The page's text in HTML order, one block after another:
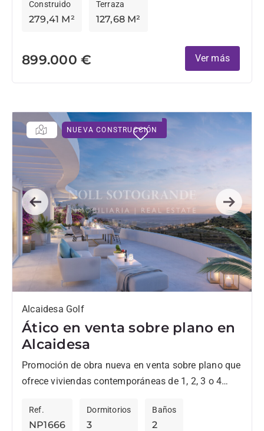
279,41 M²
Construido
127,68 M²
Terraza
899.000 € Ver más
NUEVA CONSTRUCCIÓN
Previous Next
Alcaidesa Golf
Ático en venta sobre plano en
Alcaidesa
Promoción de obra nueva en venta sobre plano que
ofrece viviendas contemporáneas de 1, 2, 3 o 4
NP1666
Ref.
3
Dormitorios
2
Baños